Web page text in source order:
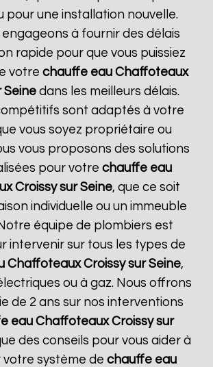
pour une installation nouvelle.
engageons à fournir des délais
rapide pour que vous puissiez
votrechauffe eau Chaffoteaux
Seine dans les meilleurs délais.
sont adaptés à votre
vous soyez propriétaire ou
vous proposons des solutions
pour votrechauffe eau
Croissy sur Seine, que ce soit
individuelle ou un immeuble
équipe de plombiers est
intervenir sur tous les types de
Chaffoteaux Croissy sur Seine,
ou à gaz. Nous offrons
de 2 ans sur nos interventions
eau Chaffoteaux Croissy sur
des conseils pour vous aider à
votre système dechauffe eau